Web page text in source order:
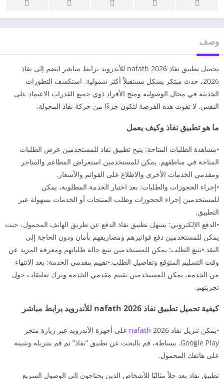
وصف
تحميل تطبيق نفاذ nafath 2026 للأندرويد برابط مباشر انضم إلى نفاذ
2026، حدث مبتكر يشكل مستقبلاً أكثر شمولية. استكشف التطورات
الحديثة في مجال الوصولية ومنح الأفراد ذوي جميع القدرات الاعتماد على
النفس. لا تفوت هذه الفرصة لتكون جزءًا من حركة نفاذ المحولة.
ما هو تطبيق نفاذ وكيف يعمل
•مشاهدة الطلبات المتاحة: يتيح تطبيق نفاذ للمستخدمين عرض الطلبات
المتاحة في مناطقهم. يمكن للمستخدمين استعراض المطاعم والمتاجر
ومقدمي الخدمات الأخرى والاطلاع على القوائم والأسعار.
•إجراء الحجوزات والطلبات: بعد اختيار الخدمة المطلوبة، يمكن
للمستخدمين إجراء الحجوزات وطلب المنتجات أو الخدمات بسهولة عبر
التطبيق.
•الدفع الإلكتروني: يسهل تطبيق نفاذ الدفع عن طريق الهاتف المحمول، حيث
يمكن للمستخدمين دفع فواتيرهم ومصاريفهم بأمان ودون الحاجة إلى
النقد.•تتبع الطلب: يمكن للمستخدمين تتبع حالة طلباتهم ومعرفة المزيد عن
وقت التسليم المتوقع وتفاصيل الطلب.•تقييم مقدمي الخدمة: بعد الانتهاء
من الخدمة، يمكن للمستخدمين تقييم مقدمي الخدمة وترك تعليقات حول
تجربتهم.
كيفية تحميل تطبيق نفاذ nafath 2026 للأندرويد برابط مباشر
•يمكن تنزيل نفاذ nafath 2026 على أجهزة الأندرويد عبر زيارة متجر
Google Play. ببساطة، قم بالبحث عن تطبيق “نفاذ” ثم قم بتنزيله وتثبيته
على هاتفك المحمول.
تطبيق نفاذ يعد حلاً مثاليًا للأشخاص الذين يحتاجون إلى الوصول السريع